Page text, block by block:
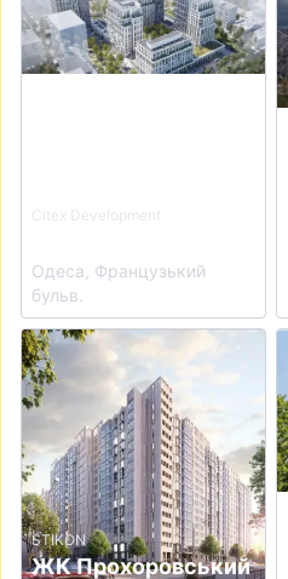
Citex Development
Одеса, Французький
бульв.
View details for ЖК
STIKON
ЖК Прохоровський